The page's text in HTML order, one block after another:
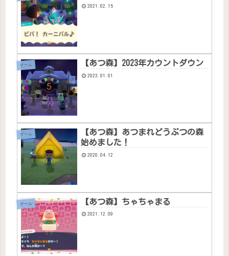
2021.02.15
ゲーム 【あつ森】2023年カウントダウン
2023.01.01
ゲーム
【あつ森】あつまれどうぶつの森
始めました！
2020.04.12
ゲーム 【あつ森】ちゃちゃまる
2021.12.09